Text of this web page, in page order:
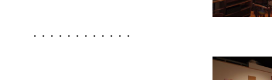
・・・・・・・・・・・・